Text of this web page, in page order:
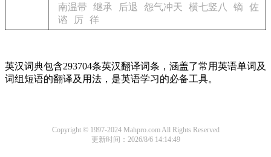
南温带
继承 后退 怨气冲天 横七竖八 镝
佐
谘
厉 徉
英汉词典包含293704条英汉翻译词条，涵盖了常用英语单词及
词组短语的翻译及用法，是英语学习的必备工具。
Copyright © 1997-2024 Mahpro.com All Rights Reserved
更新时间：2026/8/6 14:14:49